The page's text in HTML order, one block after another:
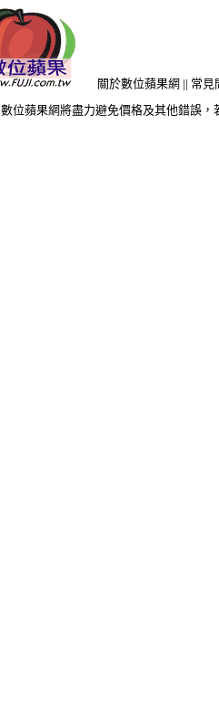
關於數位蘋果網 || 常見
數位蘋果網將盡力避免價格及其他錯誤